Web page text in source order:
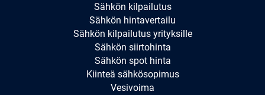
Sähkön kilpailutus
Sähkön hintavertailu
Sähkön kilpailutus yrityksille
Sähkön siirtohinta
Sähkön spot hinta
Kiinteä sähkösopimus
Vesivoima